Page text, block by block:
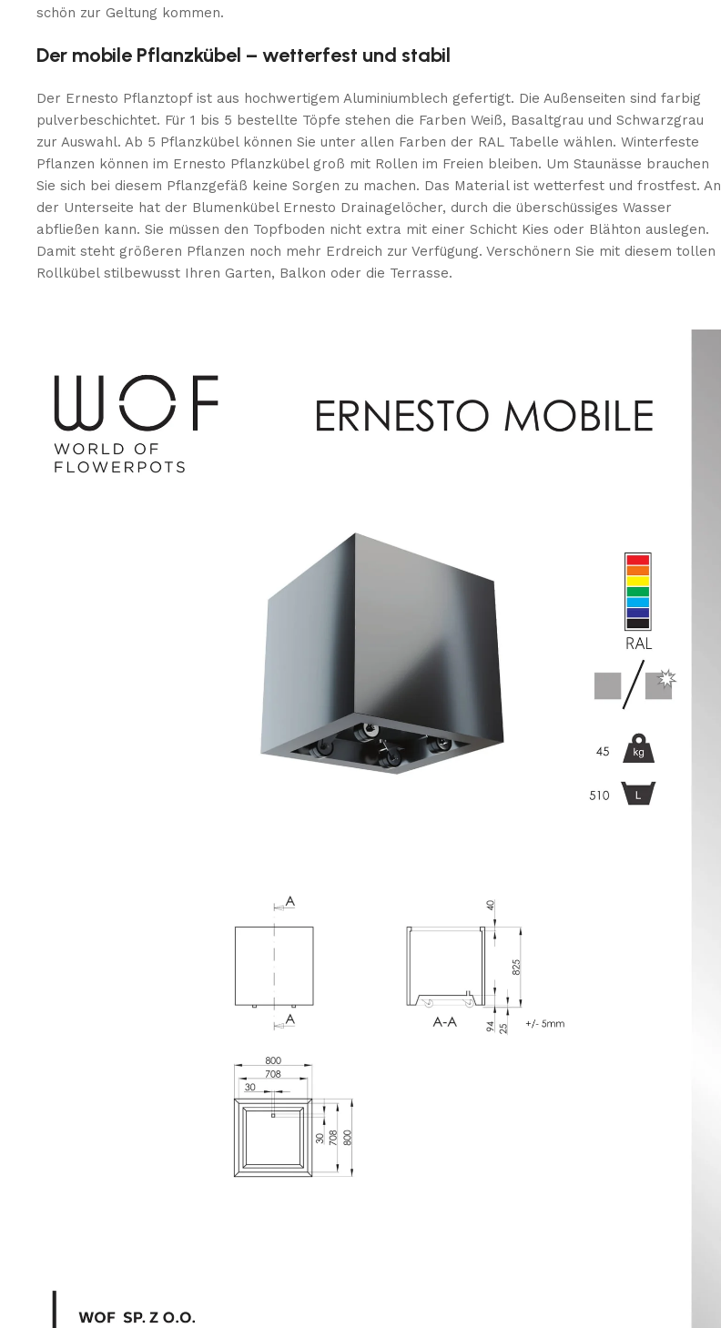
schön zur Geltung kommen.
Der mobile Pflanzkübel – wetterfest und stabil
Der Ernesto Pflanztopf ist aus hochwertigem Aluminiumblech gefertigt. Die Außenseiten sind farbig
pulverbeschichtet. Für 1 bis 5 bestellte Töpfe stehen die Farben Weiß, Basaltgrau und Schwarzgrau
zur Auswahl. Ab 5 Pflanzkübel können Sie unter allen Farben der RAL Tabelle wählen. Winterfeste
Pflanzen können im Ernesto Pflanzkübel groß mit Rollen im Freien bleiben. Um Staunässe brauchen
Sie sich bei diesem Pflanzgefäß keine Sorgen zu machen. Das Material ist wetterfest und frostfest. An
der Unterseite hat der Blumenkübel Ernesto Drainagelöcher, durch die überschüssiges Wasser
abfließen kann. Sie müssen den Topfboden nicht extra mit einer Schicht Kies oder Blähton auslegen.
Damit steht größeren Pflanzen noch mehr Erdreich zur Verfügung. Verschönern Sie mit diesem tollen
Rollkübel stilbewusst Ihren Garten, Balkon oder die Terrasse.